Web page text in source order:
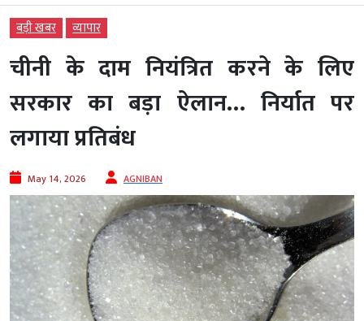
बड़ी खबर व्‍यापार
चीनी के दाम नियंत्रित करने के लिए
सरकार का बड़ा ऐलान… निर्यात पर
लगाया प्रतिबंध
May 14, 2026 AGNIBAN